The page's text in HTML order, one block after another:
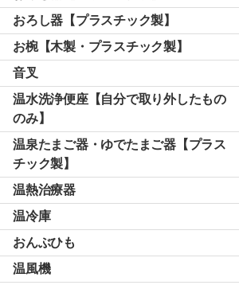
おろし器【プラスチック製】
お椀【木製・プラスチック製】
音叉
温水洗浄便座【自分で取り外したもの
のみ】
温泉たまご器・ゆでたまご器【プラス
チック製】
温熱治療器
温冷庫
おんぶひも
温風機